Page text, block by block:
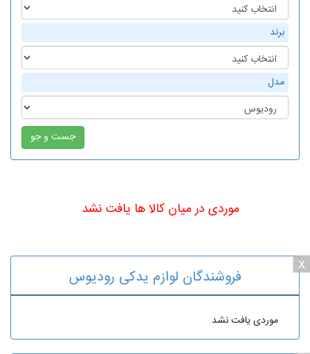
برند
مدل
موردی در میان کالا ها یافت نشد
x
فروشندگان لوازم یدکی رودیوس
موردی یافت نشد